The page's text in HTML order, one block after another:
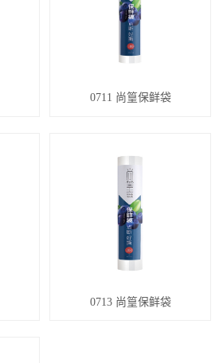
0711 尚篁保鲜袋
0713 尚篁保鲜袋